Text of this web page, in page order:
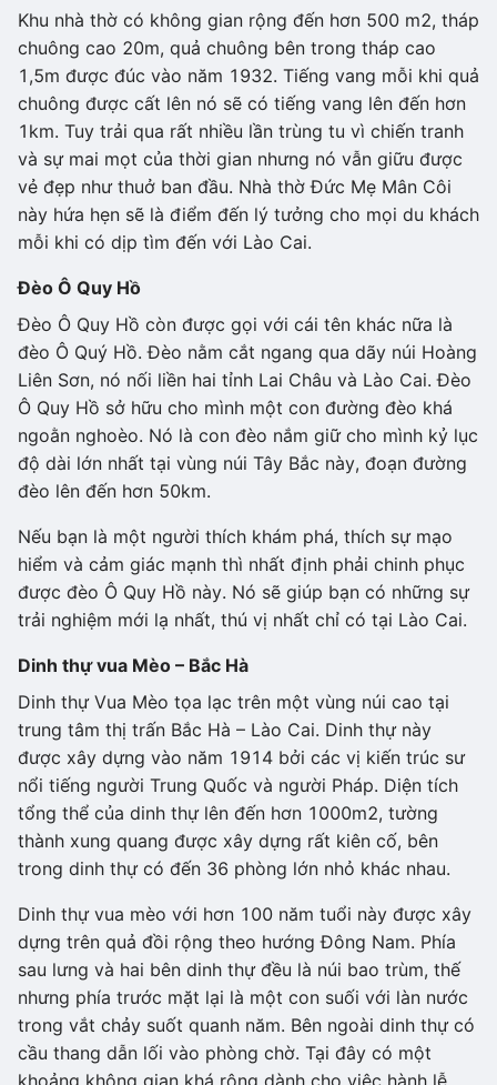
Khu nhà thờ có không gian rộng đến hơn 500 m2, tháp
chuông cao 20m, quả chuông bên trong tháp cao
1,5m được đúc vào năm 1932. Tiếng vang mỗi khi quả
chuông được cất lên nó sẽ có tiếng vang lên đến hơn
1km. Tuy trải qua rất nhiều lần trùng tu vì chiến tranh
và sự mai mọt của thời gian nhưng nó vẫn giữu được
vẻ đẹp như thuở ban đầu. Nhà thờ Đức Mẹ Mân Côi
này hứa hẹn sẽ là điểm đến lý tưởng cho mọi du khách
mỗi khi có dịp tìm đến với Lào Cai.
Đèo Ô Quy Hồ
Đèo Ô Quy Hồ còn được gọi với cái tên khác nữa là
đèo Ô Quý Hồ. Đèo nằm cắt ngang qua dãy núi Hoàng
Liên Sơn, nó nối liền hai tỉnh Lai Châu và Lào Cai. Đèo
Ô Quy Hồ sở hữu cho mình một con đường đèo khá
ngoằn nghoèo. Nó là con đèo nắm giữ cho mình kỷ lục
độ dài lớn nhất tại vùng núi Tây Bắc này, đoạn đường
đèo lên đến hơn 50km.
Nếu bạn là một người thích khám phá, thích sự mạo
hiểm và cảm giác mạnh thì nhất định phải chinh phục
được đèo Ô Quy Hồ này. Nó sẽ giúp bạn có những sự
trải nghiệm mới lạ nhất, thú vị nhất chỉ có tại Lào Cai.
Dinh thự vua Mèo – Bắc Hà
Dinh thự Vua Mèo tọa lạc trên một vùng núi cao tại
trung tâm thị trấn Bắc Hà – Lào Cai. Dinh thự này
được xây dựng vào năm 1914 bởi các vị kiến trúc sư
nổi tiếng người Trung Quốc và người Pháp. Diện tích
tổng thể của dinh thự lên đến hơn 1000m2, tường
thành xung quang được xây dựng rất kiên cố, bên
trong dinh thự có đến 36 phòng lớn nhỏ khác nhau.
Dinh thự vua mèo với hơn 100 năm tuổi này được xây
dựng trên quả đồi rộng theo hướng Đông Nam. Phía
sau lưng và hai bên dinh thự đều là núi bao trùm, thế
nhưng phía trước mặt lại là một con suối với làn nước
trong vắt chảy suốt quanh năm. Bên ngoài dinh thự có
cầu thang dẫn lối vào phòng chờ. Tại đây có một
khoảng không gian khá rộng dành cho việc hành lễ,